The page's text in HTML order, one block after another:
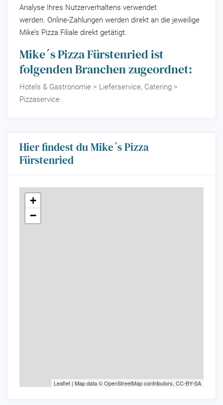
Analyse Ihres Nutzerverhaltens verwendet
werden. Online-Zahlungen werden direkt an die jeweilige
Mike’s Pizza Filiale direkt getätigt.
Mike´s Pizza Fürstenried ist
folgenden Branchen zugeordnet:
Hotels & Gastronomie > Lieferservice, Catering >
Pizzaservice
Hier findest du Mike´s Pizza
Fürstenried
+
−
Leaflet | Map data ©OpenStreetMapcontributors, CC-BY-SA